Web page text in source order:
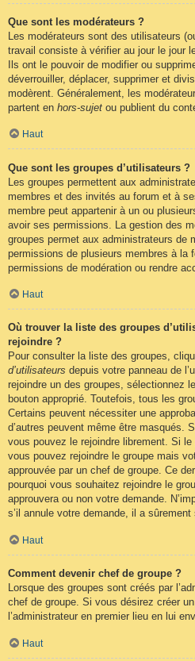
Que sont les modérateurs ?
Les modérateurs sont des utilisateurs
travail consiste à vérifier au jour le jour
Ils ont le pouvoir de modifier ou
déverrouiller, déplacer, supprimer et
modèrent. Généralement, les
partent en hors-sujet ou publient du
Haut
Que sont les groupes d’utilisateurs ?
Les groupes permettent aux
membres et des invités au forum et à
membre peut appartenir à un ou
avoir ses permissions. La gestion des
groupes permet aux administrateurs de
permissions de plusieurs membres à la
permissions de modération ou rendre
Haut
Où trouver la liste des groupes
rejoindre ?
Pour consulter la liste des groupes,
d’utilisateurs depuis votre panneau de
rejoindre un des groupes, sélectionnez
bouton approprié. Toutefois, tous les
Certains peuvent nécessiter une
d’autres peuvent même être masqués.
vous pouvez le rejoindre librement. Si
vous pouvez rejoindre le groupe mais
approuvée par un chef de groupe. Ce
pourquoi vous souhaitez rejoindre le
approuvera ou non votre demande.
s’il annule votre demande, il a
Haut
Comment devenir chef de groupe ?
Lorsque des groupes sont créés par
chef de groupe. Si vous désirez créer
l’administrateur en premier lieu en lui
Haut